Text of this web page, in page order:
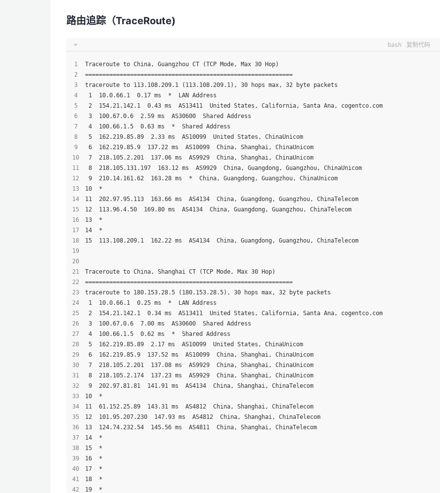
路由追踪（TraceRoute)
bash 复制代码
Traceroute to China, Guangzhou CT (TCP Mode, Max 30 Hop)
============================================================
traceroute to 113.108.209.1 (113.108.209.1), 30 hops max, 32 byte packets
1  10.0.66.1  0.17 ms  *  LAN Address
2  154.21.142.1  0.43 ms  AS13411  United States, California, Santa Ana, cogentco.com
3  100.67.0.6  2.59 ms  AS30600  Shared Address
4  100.66.1.5  0.63 ms  *  Shared Address
5  162.219.85.89  2.33 ms  AS10099  United States, ChinaUnicom
6  162.219.85.9  137.22 ms  AS10099  China, Shanghai, ChinaUnicom
7  218.105.2.201  137.06 ms  AS9929  China, Shanghai, ChinaUnicom
8  218.105.131.197  163.12 ms  AS9929  China, Guangdong, Guangzhou, ChinaUnicom
9  210.14.161.62  163.28 ms  *  China, Guangdong, Guangzhou, ChinaUnicom
10  *
11  202.97.95.113  163.66 ms  AS4134  China, Guangdong, Guangzhou, ChinaTelecom
12  113.96.4.50  169.80 ms  AS4134  China, Guangdong, Guangzhou, ChinaTelecom
13  *
14  *
15  113.108.209.1  162.22 ms  AS4134  China, Guangdong, Guangzhou, ChinaTelecom
Traceroute to China, Shanghai CT (TCP Mode, Max 30 Hop)
============================================================
traceroute to 180.153.28.5 (180.153.28.5), 30 hops max, 32 byte packets
1  10.0.66.1  0.25 ms  *  LAN Address
2  154.21.142.1  0.34 ms  AS13411  United States, California, Santa Ana, cogentco.com
3  100.67.0.6  7.00 ms  AS30600  Shared Address
4  100.66.1.5  0.62 ms  *  Shared Address
5  162.219.85.89  2.17 ms  AS10099  United States, ChinaUnicom
6  162.219.85.9  137.52 ms  AS10099  China, Shanghai, ChinaUnicom
7  218.105.2.201  137.08 ms  AS9929  China, Shanghai, ChinaUnicom
8  218.105.2.174  137.23 ms  AS9929  China, Shanghai, ChinaUnicom
9  202.97.81.81  141.91 ms  AS4134  China, Shanghai, ChinaTelecom
10  *
11  61.152.25.89  143.31 ms  AS4812  China, Shanghai, ChinaTelecom
12  101.95.207.230  147.93 ms  AS4812  China, Shanghai, ChinaTelecom
13  124.74.232.54  145.56 ms  AS4811  China, Shanghai, ChinaTelecom
14  *
15  *
16  *
17  *
18  *
19  *